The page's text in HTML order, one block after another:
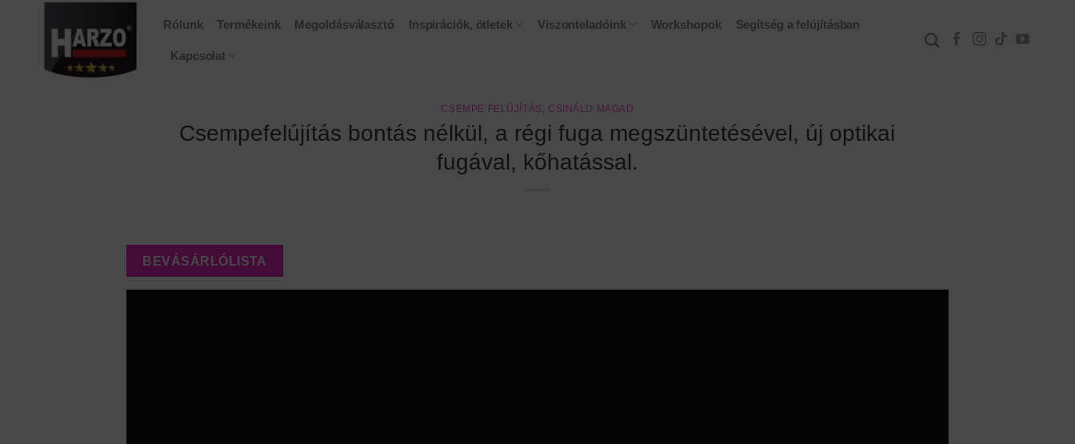
Rólunk Termékeink Megoldásválasztó Inspirációk, ötletek Viszonteladóink Workshopok Segítség a felújításban
Kapcsolat
CSEMPE FELÚJÍTÁS CSINÁLD MAGAD
Csempefelújítás bontás nélkül, a régi fuga megszüntetésével, új optikai
fugával, kőhatással.
BEVÁSÁRLÓLISTA